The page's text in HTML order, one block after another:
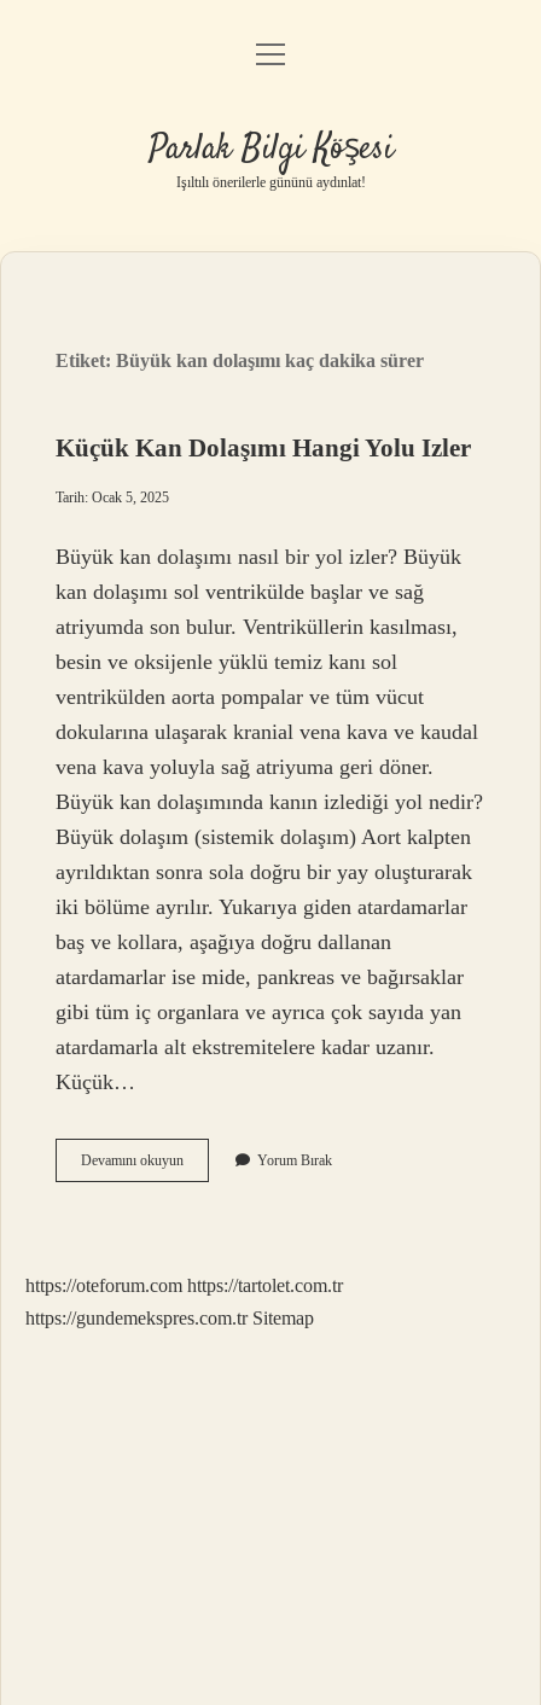
Anasayfa
Yasal Uyarı
menüyü
Parlak Bilgi Köşesi
Işıltılı önerilerle gününü aydınlat!
Etiket:Büyük kan dolaşımı kaç dakika sürer
Küçük Kan Dolaşımı Hangi Yolu Izler
Tarih: Ocak 5, 2025
Büyük kan dolaşımı nasıl bir yol izler? Büyük
kan dolaşımı sol ventrikülde başlar ve sağ
atriyumda son bulur. Ventriküllerin kasılması,
besin ve oksijenle yüklü temiz kanı sol
ventrikülden aorta pompalar ve tüm vücut
dokularına ulaşarak kranial vena kava ve kaudal
vena kava yoluyla sağ atriyuma geri döner.
Büyük kan dolaşımında kanın izlediği yol nedir?
Büyük dolaşım (sistemik dolaşım) Aort kalpten
ayrıldıktan sonra sola doğru bir yay oluşturarak
iki bölüme ayrılır. Yukarıya giden atardamarlar
baş ve kollara, aşağıya doğru dallanan
atardamarlar ise mide, pankreas ve bağırsaklar
gibi tüm iç organlara ve ayrıca çok sayıda yan
atardamarla alt ekstremitelere kadar uzanır.
Küçük…
Devamını okuyunKüçük
Kan
Yorum Bırak
https://oteforum.com https://tartolet.com.tr
https://gundemekspres.com.tr Sitemap